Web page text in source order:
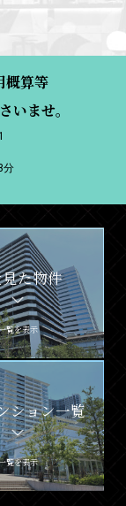
概算等
いませ。
分
た物件
覧を表示
ション一覧
覧を表示